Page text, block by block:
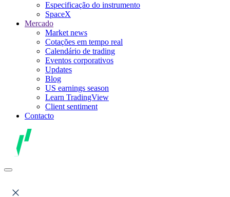
Especificação do instrumento
SpaceX
Mercado
Market news
Cotações em tempo real
Calendário de trading
Eventos corporativos
Updates
Blog
US earnings season
Learn TradingView
Client sentiment
Contacto